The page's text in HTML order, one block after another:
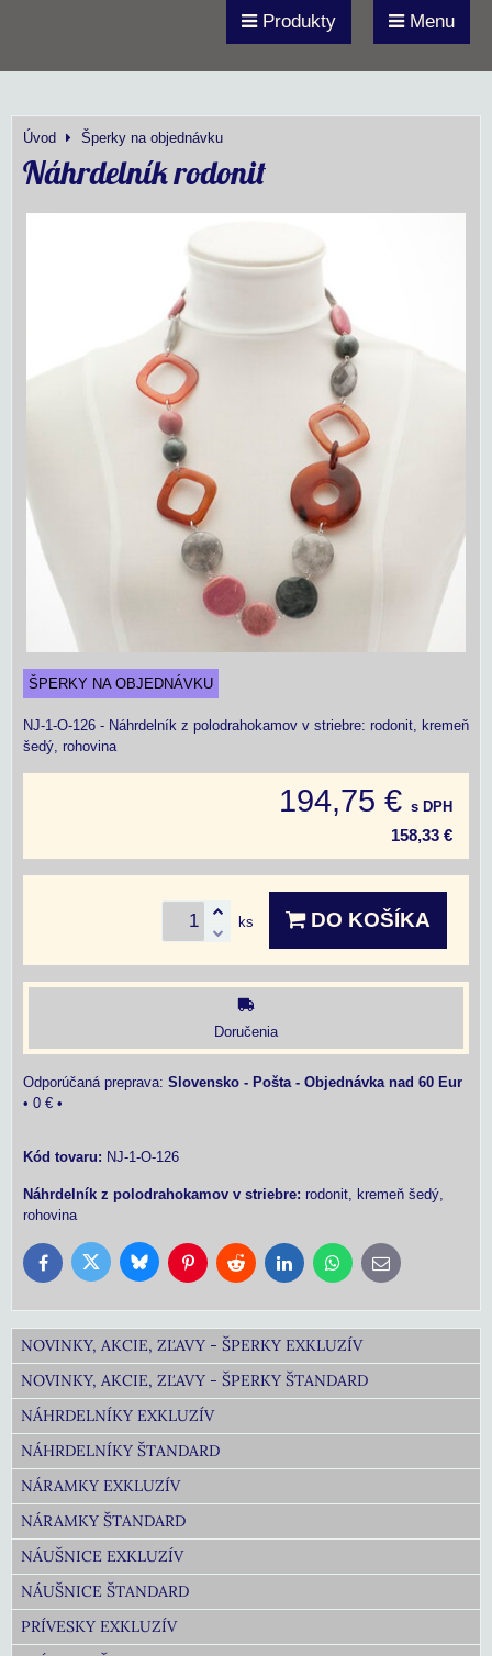
Produkty Menu
Úvod Šperky na objednávku
Náhrdelník rodonit
ŠPERKY NA OBJEDNÁVKU
NJ-1-O-126 - Náhrdelník z polodrahokamov v striebre: rodonit, kremeň
šedý, rohovina
194,75 € s DPH
158,33 €
ks DO KOŠÍKA
Doručenia
Slovensko - Pošta - Objednávka nad 60 Eur
• 0 € •
Kód tovaru: NJ-1-O-126
Náhrdelník z polodrahokamov v striebre: rodonit, kremeň šedý,
rohovina
FacebookTwitter BlueskyPinterestReddit LinkedInWhatsApp
E-
mail
NOVINKY, AKCIE, ZĽAVY - ŠPERKY EXKLUZÍV
NOVINKY, AKCIE, ZĽAVY - ŠPERKY ŠTANDARD
NÁHRDELNÍKY EXKLUZÍV
NÁHRDELNÍKY ŠTANDARD
NÁRAMKY EXKLUZÍV
NÁRAMKY ŠTANDARD
NÁUŠNICE EXKLUZÍV
NÁUŠNICE ŠTANDARD
PRÍVESKY EXKLUZÍV